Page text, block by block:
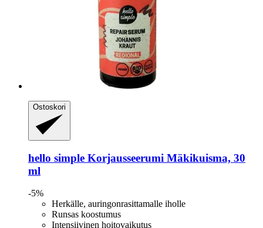
Ostoskori
hello simple Korjausseerumi Mäkikuisma, 30
ml
-5%
Herkälle, auringonrasittamalle iholle
Runsas koostumus
Intensiivinen hoitovaikutus